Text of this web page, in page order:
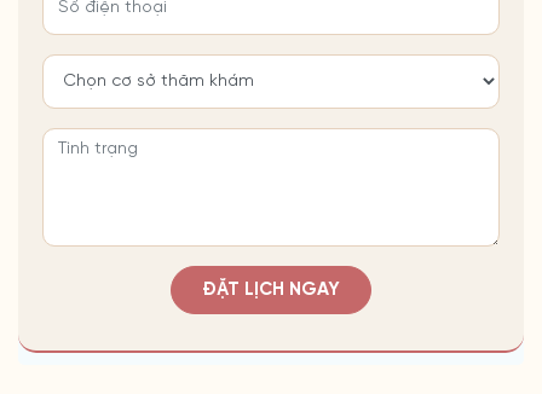
ĐẶT LỊCH NGAY